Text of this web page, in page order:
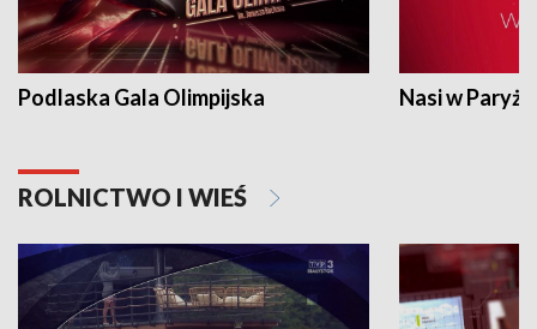
Podlaska Gala Olimpijska Nasi w Paryżu
ROLNICTWO I WIEŚ